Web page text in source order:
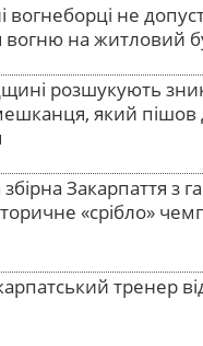
вогнеборці не
на житловий
розшукують
який пішов
Закарпаття з
«срібло»
тренер